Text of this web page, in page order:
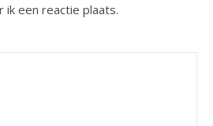
ik een reactie plaats.